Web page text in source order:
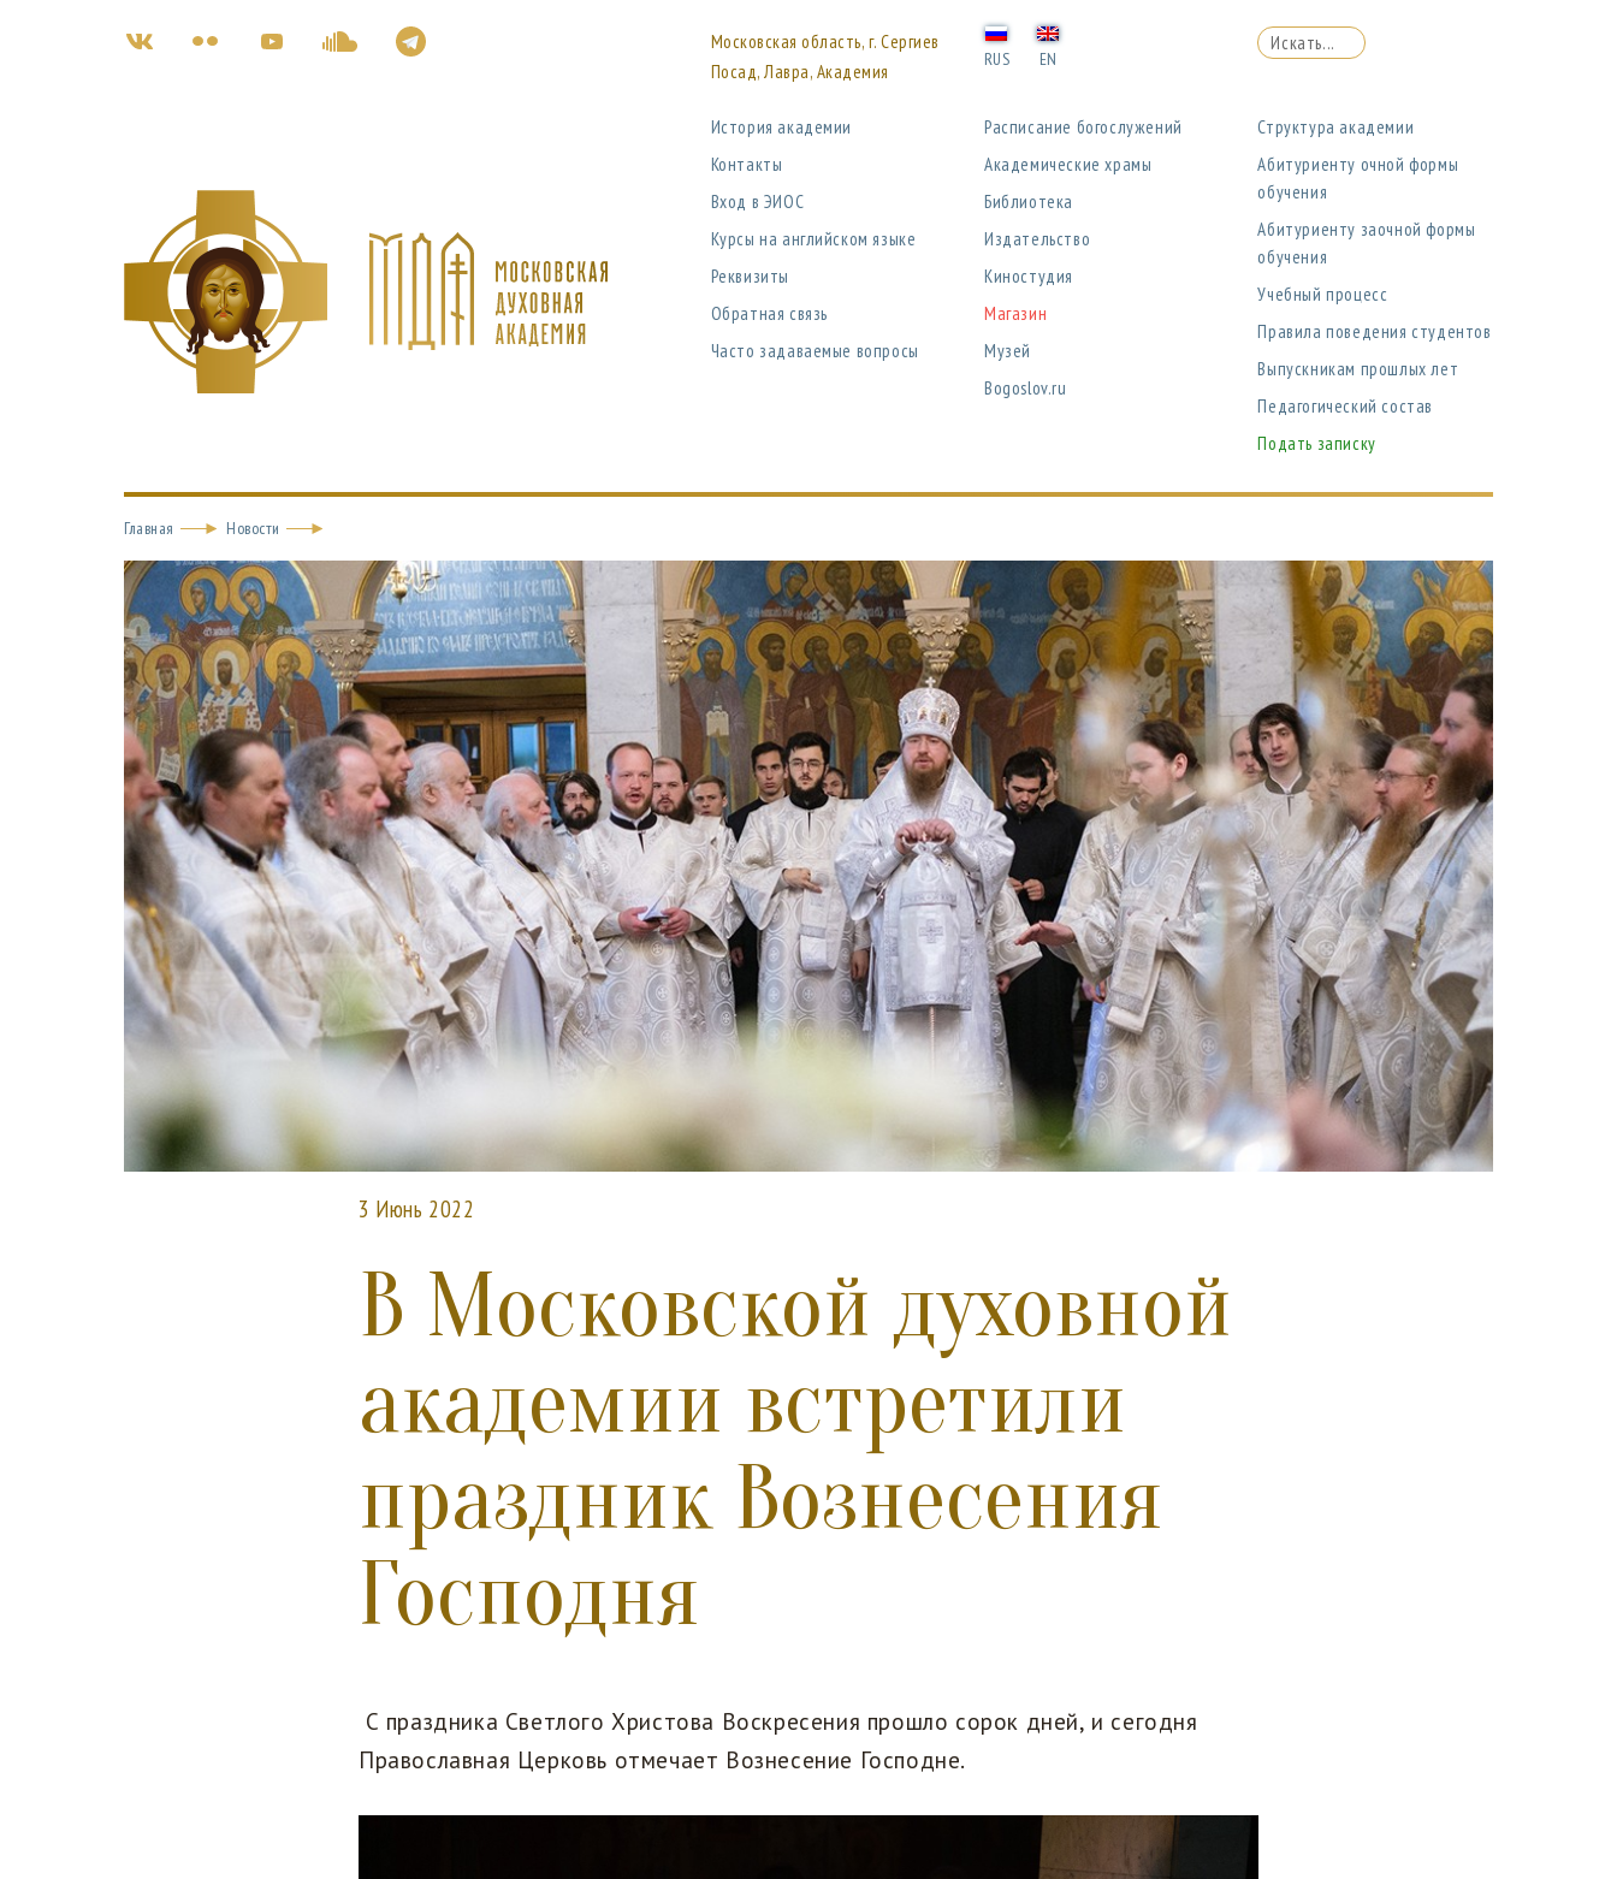
Московская область, г. Сергиев
Посад, Лавра, Академия
RUS EN
История академии
Контакты
Вход в ЭИОС
Курсы на английском языке
Реквизиты
Обратная связь
Часто задаваемые вопросы
Расписание богослужений
Академические храмы
Библиотека
Издательство
Киностудия
Магазин
Музей
Bogoslov.ru
Структура академии
Абитуриенту очной формы
обучения
Абитуриенту заочной формы
обучения
Учебный процесс
Правила поведения студентов
Выпускникам прошлых лет
Педагогический состав
Подать записку
Главная Новости
3 Июнь 2022
В Московской духовной
академии встретили
праздник Вознесения
Господня
С праздника Светлого Христова Воскресения прошло сорок дней, и сегодня
Православная Церковь отмечает Вознесение Господне.